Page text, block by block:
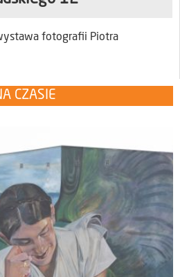
fotografii Piotra
CZASIE